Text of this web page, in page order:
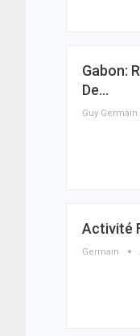
Gabon:
De…
Activité
Germain